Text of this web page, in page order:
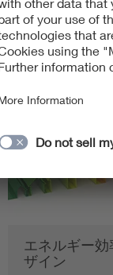
物の自動化”だけ
きる方法を喜ん
エネルギー
ザイン